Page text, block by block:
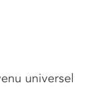
universel